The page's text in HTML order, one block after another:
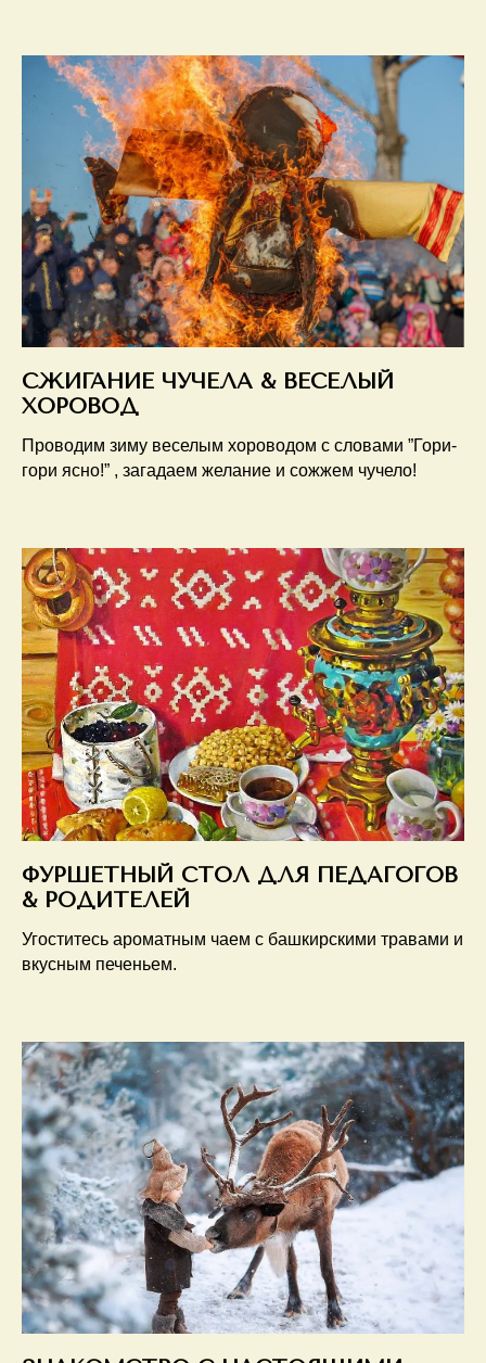
СЖИГАНИЕ ЧУЧЕЛА & ВЕСЕЛЫЙ
ХОРОВОД
Проводим зиму веселым хороводом с словами ”Гори-
гори ясно!” , загадаем желание и сожжем чучело!
ФУРШЕТНЫЙ СТОЛ ДЛЯ ПЕДАГОГОВ
& РОДИТЕЛЕЙ
Угоститесь ароматным чаем с башкирскими травами и
вкусным печеньем.